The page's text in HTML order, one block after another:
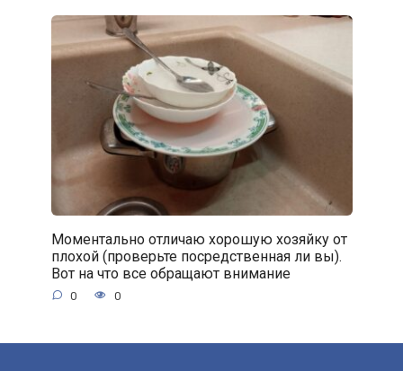
Моментально отличаю хорошую хозяйку от
плохой (проверьте посредственная ли вы).
Вот на что все обращают внимание
0 0